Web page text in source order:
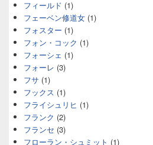
フィールド (1)
フェーベン修道女 (1)
フォスター (1)
フォン・コック (1)
フォーシェ (1)
フォーレ (3)
フサ (1)
フックス (1)
フライシュリヒ (1)
フランク (2)
フランセ (3)
フローラン・シュミット (1)